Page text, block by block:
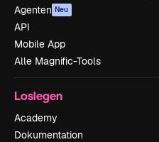
Agenten Neu
API
Mobile App
Alle Magnific-Tools
Loslegen
Academy
Dokumentation